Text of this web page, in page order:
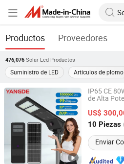
Productos Proveedores
476,076 Solar Led Productos
Suministro de LED Artículos de plomo
IP65 CE
de Alta
US$
10 Piezas
Enviar
Yangde Electric Group Co., Ltd.
Jiangsu, China